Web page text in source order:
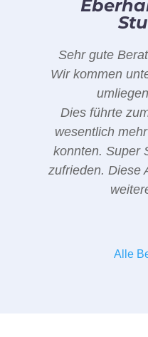
Sehr gute
Wir kommen
Dies führte
wesentlich
konnten. Super
zufrieden. Diese
Alle